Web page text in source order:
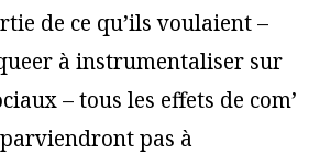
de ce qu’ils voulaient –
à instrumentaliser sur
– tous les effets de com’
pas à